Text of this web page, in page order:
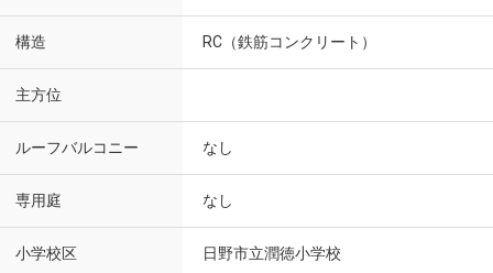
構造 RC（鉄筋コンクリート）
主方位
ルーフバルコニー なし
専用庭 なし
小学校区 日野市立潤徳小学校